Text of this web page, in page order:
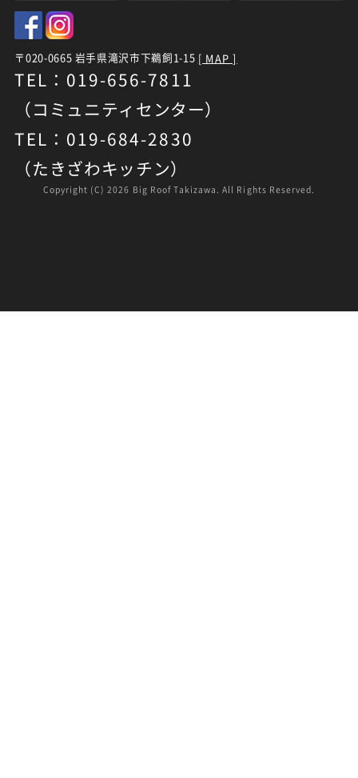
〒020-0665 岩手県滝沢市下鵜飼1-15 [ MAP ]
TEL：019-656-7811
（コミュニティセンター）
TEL：019-684-2830
（たきざわキッチン）
Copyright (C)2026 Big Roof Takizawa. All Rights Reserved.